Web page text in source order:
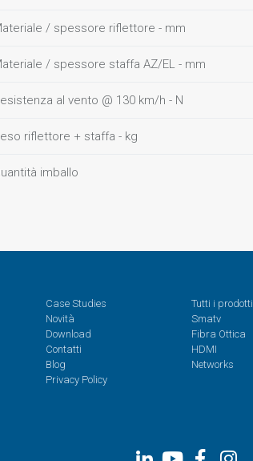
/ spessore riflettore - mm
/ spessore staffa AZ/EL - mm
al vento @ 130 km/h - N
riflettore + staffa - kg
imballo
Case Studies
Novità
Download
Contatti
Blog
Privacy Policy
Tutti i prodotti
Smatv
Fibra Ottica
HDMI
Networks